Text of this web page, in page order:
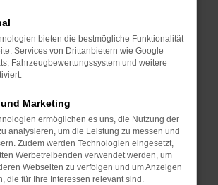
deine Firewall und deine
Webseiten, zum Beispiel deine
Browsererweiterungen.
wie Werbeblocker,
Laden bestimmter Seiten
Funktioniert die Seite in einem
oder in einem privaten
bieten die bestmögliche Funktionalität
Services von Drittanbietern wie Google
Fahrzeugbewertungssystem und weitere
Marketing
ermöglichen es uns, die Nutzung der
analysieren, um die Leistung zu messen und
Zudem werden Technologien eingesetzt,
Werbetreibenden verwendet werden, um
Webseiten zu verfolgen und um Anzeigen
die für Ihre Interessen relevant sind.